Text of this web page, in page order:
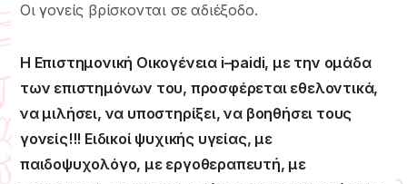
Οι γονείς βρίσκονται σε αδιέξοδο.
Η Επιστημονική Οικογένεια i–paidi, με την ομάδα
των επιστημόνων του, προσφέρεται εθελοντικά,
να μιλήσει, να υποστηρίξει, να βοηθήσει τους
γονείς!!! Ειδικοί ψυχικής υγείας, με
παιδοψυχολόγο, με εργοθεραπευτή, με